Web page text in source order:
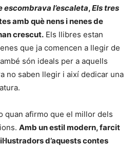
escombrava l’escaleta,Els tres
amb què nens i nenes de
crescut. Els llibres estan
que ja comencen a llegir de
són ideals per a aquells
no saben llegir i així dedicar una
quan afirmo que el millor dels
Amb un estil modern, farcit
d’aquests contes